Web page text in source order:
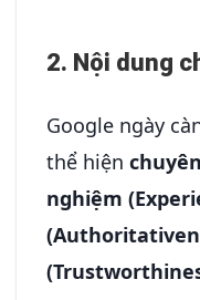
2. Nội dung
Google ngày
thể hiện
nghiệm